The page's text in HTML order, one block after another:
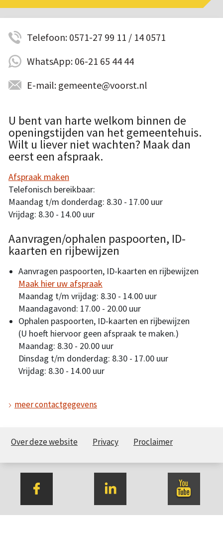
Telefoon: 0571-27 99 11 / 14 0571
WhatsApp: 06-21 65 44 44
E-mail: gemeente@voorst.nl
U bent van harte welkom binnen de
openingstijden van het gemeentehuis.
Wilt u liever niet wachten? Maak dan
eerst een afspraak.
Afspraak maken
Telefonisch bereikbaar:
Maandag t/m donderdag: 8.30 - 17.00 uur
Vrijdag: 8.30 - 14.00 uur
Aanvragen/ophalen paspoorten, ID-
kaarten en rijbewijzen
Aanvragen paspoorten, ID-kaarten en rijbewijzen
Maak hier uw afspraak
Maandag t/m vrijdag: 8.30 - 14.00 uur
Maandagavond: 17.00 - 20.00 uur
Ophalen paspoorten, ID-kaarten en rijbewijzen
(U hoeft hiervoor geen afspraak te maken.)
Maandag: 8.30 - 20.00 uur
Dinsdag t/m donderdag: 8.30 - 17.00 uur
Vrijdag: 8.30 - 14.00 uur
meer contactgegevens
Over deze website Privacy Proclaimer